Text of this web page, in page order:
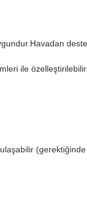
ile özelleştirilebilir.